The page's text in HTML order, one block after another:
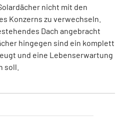
nicht mit den
Konzerns zu verwechseln.
Dach angebracht
hingegen sind ein komplett
und eine Lebenserwartung
soll.